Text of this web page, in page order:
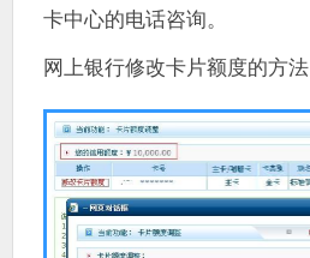
卡中心的电话咨询。
网上银行修改卡片额度的方法